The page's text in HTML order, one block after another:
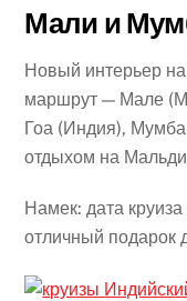
Мали и
Новый интерьер
маршрут — Мале
Гоа (Индия),
отдыхом на
Намек: дата
отличный подарок